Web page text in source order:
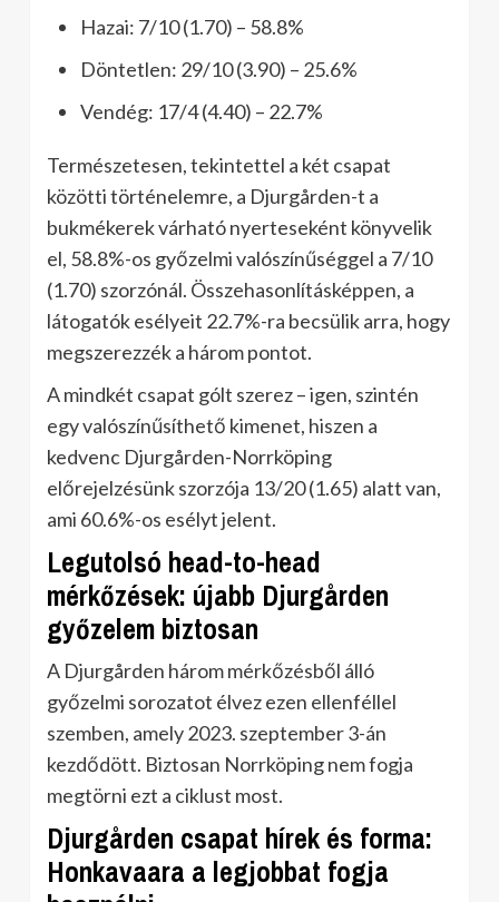
Hazai: 7/10 (1.70) – 58.8%
Döntetlen: 29/10 (3.90) – 25.6%
Vendég: 17/4 (4.40) – 22.7%
Természetesen, tekintettel a két csapat
közötti történelemre, a Djurgården-t a
bukmékerek várható nyerteseként könyvelik
el, 58.8%-os győzelmi valószínűséggel a 7/10
(1.70) szorzónál. Összehasonlításképpen, a
látogatók esélyeit 22.7%-ra becsülik arra, hogy
megszerezzék a három pontot.
A mindkét csapat gólt szerez – igen, szintén
egy valószínűsíthető kimenet, hiszen a
kedvenc Djurgården-Norrköping
előrejelzésünk szorzója 13/20 (1.65) alatt van,
ami 60.6%-os esélyt jelent.
Legutolsó head-to-head
mérkőzések: újabb Djurgården
győzelem biztosan
A Djurgården három mérkőzésből álló
győzelmi sorozatot élvez ezen ellenféllel
szemben, amely 2023. szeptember 3-án
kezdődött. Biztosan Norrköping nem fogja
megtörni ezt a ciklust most.
Djurgården csapat hírek és forma:
Honkavaara a legjobbat fogja